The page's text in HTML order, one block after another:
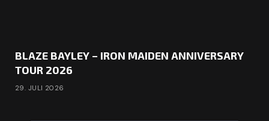
BLAZE BAYLEY – IRON MAIDEN ANNIVERSARY
TOUR 2026
29. JULI 2026